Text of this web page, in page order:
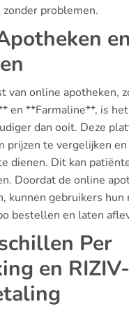
problemen.
van online apotheken,
en **Farmaline**, is
dan ooit. Deze
prijzen te vergelijken
dienen. Dit kan
Doordat de online
kunnen gebruikers hun
bestellen en laten
Per
en RIZIV-